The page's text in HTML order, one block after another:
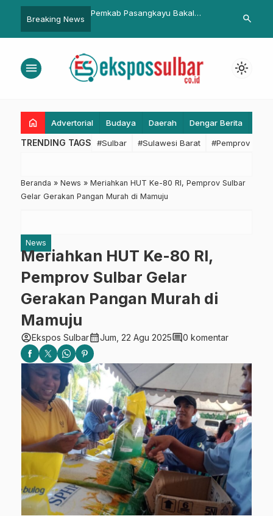
Breaking News
Pasangkayu Bakal
Sanksi Pelanggar
Kesehatan
Pemprov Sulbar Terima 8
search
menu light_mode
home Advertorial Budaya Daerah Dengar Berita
TRENDING TAGS #Sulbar #Sulawesi Barat #Pemprov
Beranda » News » Meriahkan HUT Ke-80 RI, Pemprov Sulbar
Gelar Gerakan Pangan Murah di Mamuju
News
Meriahkan HUT Ke-80 RI,
Pemprov Sulbar Gelar
Gerakan Pangan Murah di
Mamuju
account_circleEkspos Sulbarcalendar_monthJum, 22 Agu 2025comment0 komentar